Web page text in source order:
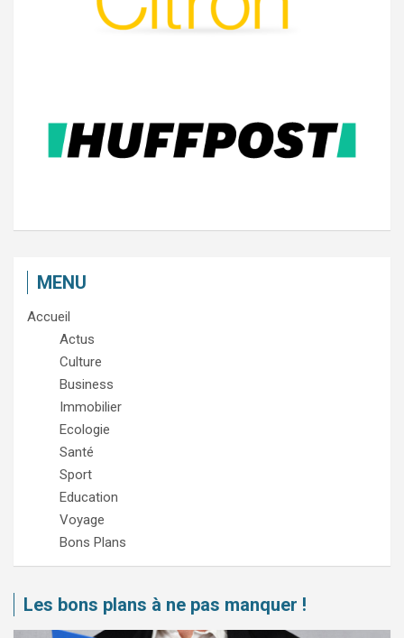
MENU
Accueil
Actus
Culture
Business
Immobilier
Ecologie
Santé
Sport
Education
Voyage
Bons Plans
Les bons plans à ne pas manquer !